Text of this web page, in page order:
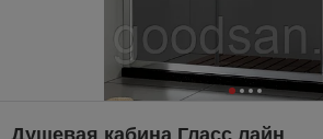
Душевая кабина Гласс лайн